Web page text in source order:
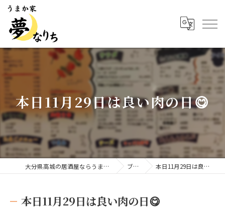
本日11月29日は良い肉の日😋
大分県高城の居酒屋ならうまか家 夢なりち ブログ 本日11月29日は良い肉の日😋
本日11月29日は良い肉の日😋